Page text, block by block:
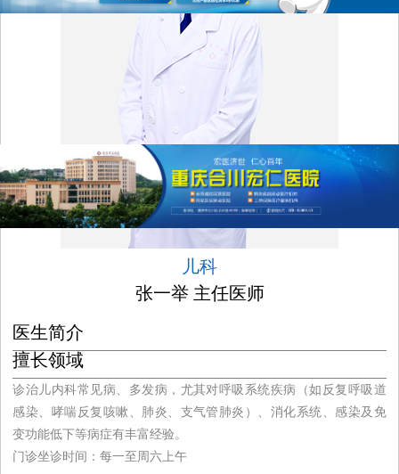
儿科
张一举 主任医师
医生简介
擅长领域
诊治儿内科常见病、多发病，尤其对呼吸系统疾病（如反复呼吸道
感染、哮喘反复咳嗽、肺炎、支气管肺炎）、消化系统、感染及免
变功能低下等病症有丰富经验。
门诊坐诊时间：每一至周六上午